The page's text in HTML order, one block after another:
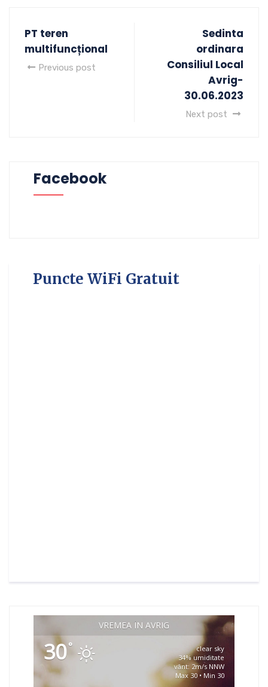
PT teren
multifuncțional
Previous post
Sedinta
ordinara
Consiliul Local
Avrig-
30.06.2023
Next post
Facebook
Puncte WiFi Gratuit
VREMEA ÎN AVRIG
30°
clear sky
34% umiditate
vânt: 2m/s NNW
Max 30 • Min 30